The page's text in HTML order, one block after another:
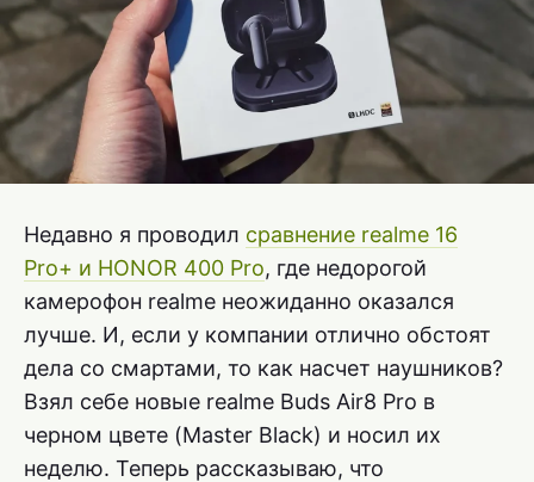
Недавно я проводил сравнение realme 16
Pro+ и HONOR 400 Pro, где недорогой
камерофон realme неожиданно оказался
лучше. И, если у компании отлично обстоят
дела со смартами, то как насчет наушников?
Взял себе новые realme Buds Air8 Pro в
черном цвете (Master Black) и носил их
неделю. Теперь рассказываю, что